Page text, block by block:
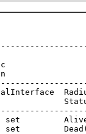
set
set